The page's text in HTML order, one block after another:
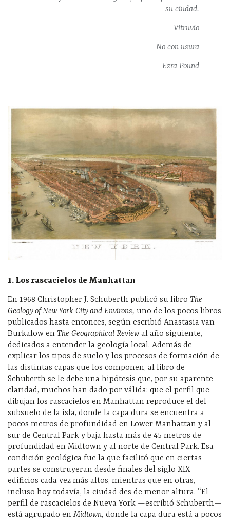
su ciudad.
Vitruvio
No con usura
Ezra Pound
1. Los rascacielos de Manhattan
En 1968 Christopher J. Schuberth publicó su libro The
Geology of New York City and Environs, uno de los pocos libros
publicados hasta entonces, según escribió Anastasia van
Burkalow en The Geographical Review al año siguiente,
dedicados a entender la geología local. Además de
explicar los tipos de suelo y los procesos de formación de
las distintas capas que los componen, al libro de
Schuberth se le debe una hipótesis que, por su aparente
claridad, muchos han dado por válida: que el perfil que
dibujan los rascacielos en Manhattan reproduce el del
subsuelo de la isla, donde la capa dura se encuentra a
pocos metros de profundidad en Lower Manhattan y al
sur de Central Park y baja hasta más de 45 metros de
profundidad en Midtown y al norte de Central Park. Esa
condición geológica fue la que facilitó que en ciertas
partes se construyeran desde finales del siglo XIX
edificios cada vez más altos, mientras que en otras,
incluso hoy todavía, la ciudad des de menor altura. “El
perfil de rascacielos de Nueva York —escribió Schuberth—
está agrupado en Midtown, donde la capa dura está a pocos